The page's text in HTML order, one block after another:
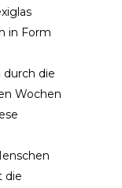
in Form
durch die
Wochen
die